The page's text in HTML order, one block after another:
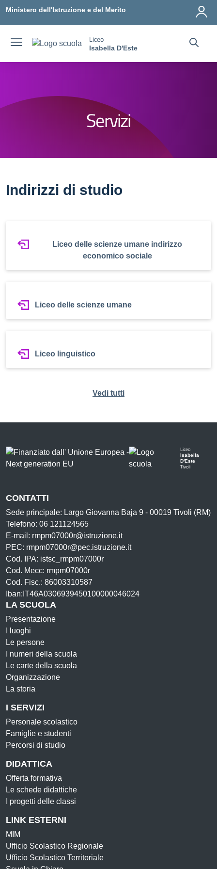
Ministero dell'Istruzione e del Merito
Liceo
Isabella D'Este
Servizi
Indirizzi di studio
Liceo delle scienze umane indirizzo
economico sociale
Liceo delle scienze umane
Liceo linguistico
Vedi tutti
Liceo
Isabella
D'Este
Tivoli
CONTATTI
Sede principale: Largo Giovanna Baja 9 - 00019 Tivoli (RM)
Telefono: 06 121124565
E-mail: rmpm07000r@istruzione.it
PEC: rmpm07000r@pec.istruzione.it
Cod. IPA: istsc_rmpm07000r
Cod. Mecc: rmpm07000r
Cod. Fisc.: 86003310587
Iban:IT46A0306939450100000046024
LA SCUOLA
Presentazione
I luoghi
Le persone
I numeri della scuola
Le carte della scuola
Organizzazione
La storia
I SERVIZI
Personale scolastico
Famiglie e studenti
Percorsi di studio
DIDATTICA
Offerta formativa
Le schede didattiche
I progetti delle classi
LINK ESTERNI
MIM
Ufficio Scolastico Regionale
Ufficio Scolastico Territoriale